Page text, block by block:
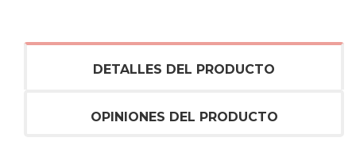
DETALLES DEL PRODUCTO
OPINIONES DEL PRODUCTO